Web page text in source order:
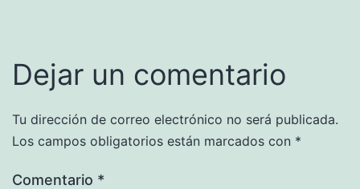
Dejar un comentario
Tu dirección de correo electrónico no será publicada.
Los campos obligatorios están marcados con *
Comentario *